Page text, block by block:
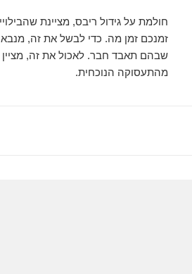
חולמת על גידול ריבס, מציינת
זמנכם זמן מה. כדי לבשל את זה, מנבא
שבהם תאבד חבר. לאכול את זה, מציין
מהתעסוקה הנוכחית.